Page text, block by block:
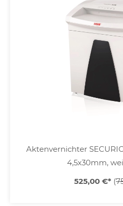
Aktenvernichter
4,5x30mm,
525,00 €* (